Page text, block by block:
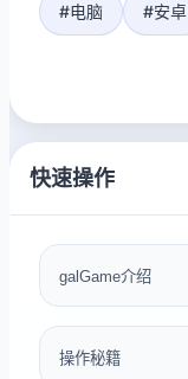
#电脑 #安卓
快速操作
galGame介绍
操作秘籍